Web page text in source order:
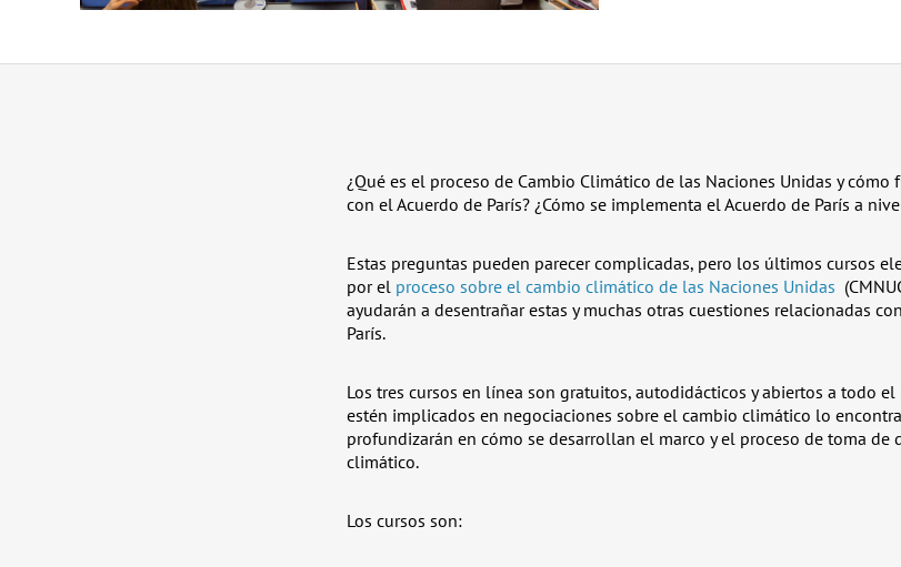
¿Qué es el proceso de Cambio Climático de las Naciones Unidas y cómo
con el Acuerdo de París? ¿Cómo se implementa el Acuerdo de París a
Estas preguntas pueden parecer complicadas, pero los últimos cursos
por el proceso sobre el cambio climático de las Naciones Unidas
ayudarán a desentrañar estas y muchas otras cuestiones relacionadas
París.
Los tres cursos en línea son gratuitos, autodidácticos y abiertos a todo
estén implicados en negociaciones sobre el cambio climático lo
profundizarán en cómo se desarrollan el marco y el proceso de toma de
climático.
Los cursos son: